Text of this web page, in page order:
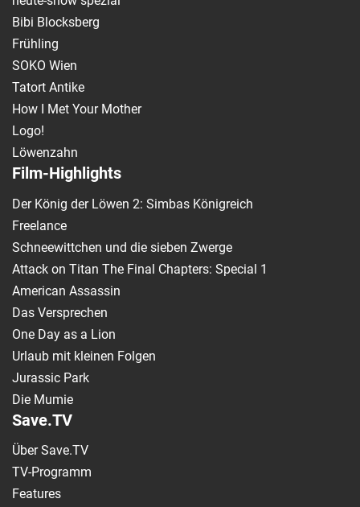
Bibi Blocksberg
Frühling
SOKO Wien
Tatort Antike
How I Met Your Mother
Logo!
Löwenzahn
Film-Highlights
Der König der Löwen 2: Simbas Königreich
Freelance
Schneewittchen und die sieben Zwerge
Attack on Titan The Final Chapters: Special 1
American Assassin
Das Versprechen
One Day as a Lion
Urlaub mit kleinen Folgen
Jurassic Park
Die Mumie
Save.TV
Über Save.TV
TV-Programm
Features